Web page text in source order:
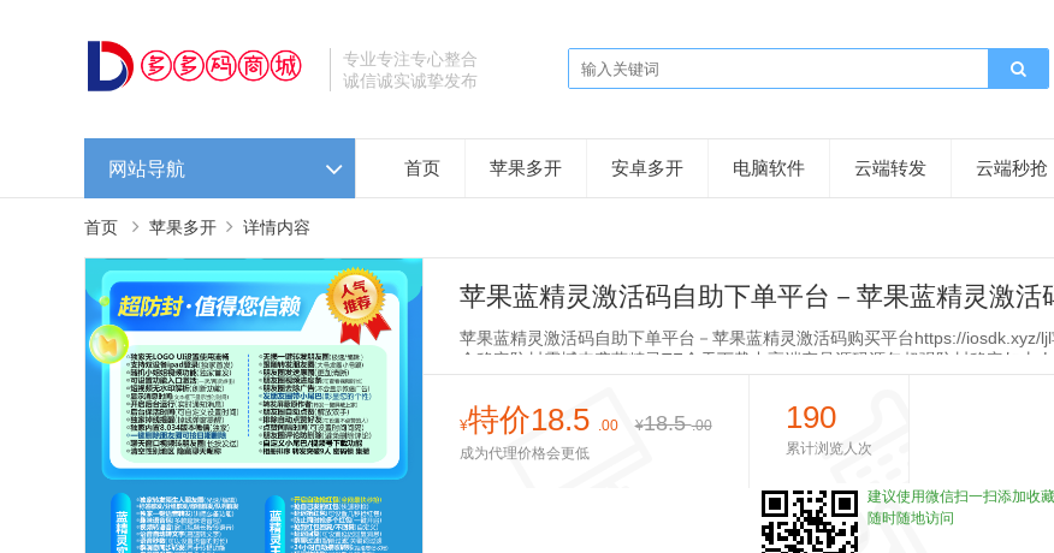
专业专注专心整合
诚信诚实诚挚发布
网站导航 首页 苹果多开 安卓多开 电脑软件 云端转发 云端秒抢
首页 苹果多开 详情内容
苹果蓝精灵激活码自助下单平台－苹果蓝精灵激活
台
苹果蓝精灵激活码自助下单平台－苹果蓝精灵激活码购买平台https://iosdk.xyz/
全稳定防封震撼来袭蓝精灵TF全天下载中高端产品源码源包超强防封稳定如山
得您信赖
¥特价18.5 .00 ¥18.5.00
成为代理价格会更低
190
累计浏览人次
建议使用微信扫一扫添加收藏
随时随地访问